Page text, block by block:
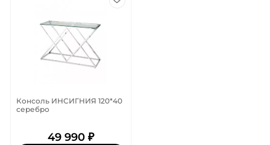
Консоль ИНСИГНИЯ 120*40
серебро
49 990 ₽